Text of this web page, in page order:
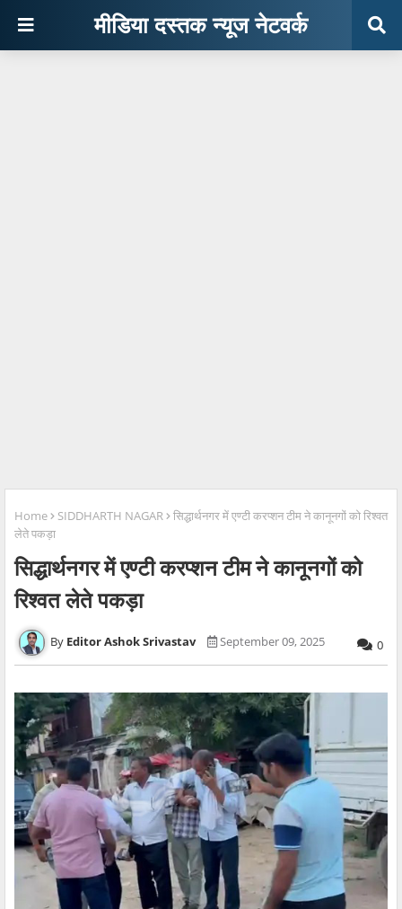
मीडिया दस्तक न्यूज नेटवर्क
Home SIDDHARTH NAGAR
सिद्धार्थनगर में एण्टी करप्शन टीम ने कानूनगों को रिश्वत
लेते पकड़ा
सिद्धार्थनगर में एण्टी करप्शन टीम ने कानूनगों को
रिश्वत लेते पकड़ा
Editor Ashok Srivastav September 09, 2025 0